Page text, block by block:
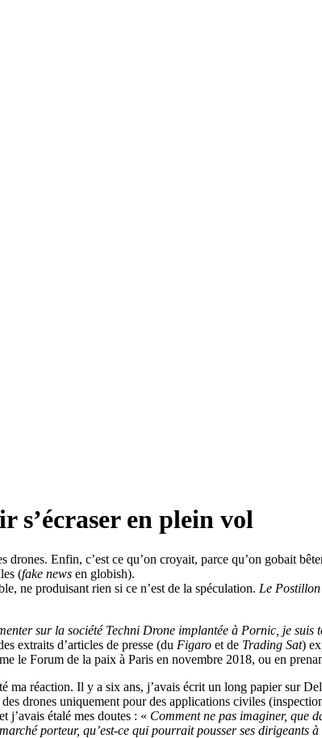
s’écraser en plein vol
Enfin, c’est ce qu’on croyait, parce qu’on gobait
(fake news en globish).
ne produisant rien si ce n’est de la spéculation. Le Postillon
sur la société Techni Drone implantée à Pornic, je
extraits d’articles de presse (du Figaro et de Trading Sat)
le Forum de la paix à Paris en novembre 2018, ou en
ma réaction. Il y a six ans, j’avais écrit un long papier sur
drones uniquement pour des applications civiles
j’avais étalé mes doutes : « Comment ne pas imaginer, que
porteur, qu’est-ce qui pourrait pousser ses dirigeants